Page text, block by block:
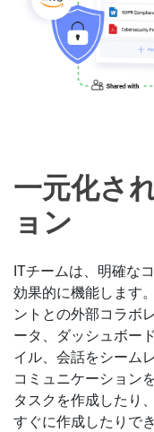
一元化さ
ョン
ITチームは、明確な
効果的に機能します
ントとの外部コラボ
ータ、ダッシュボー
イル、会話をシーム
コミュニケーション
タスクを作成したり
すぐに作成したりでき